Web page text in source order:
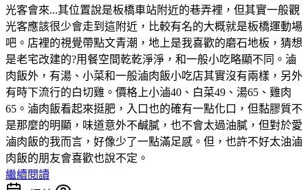
光客會來...其位置說是板橋車站附近的巷弄裡，但其實一般觀
光客應該很少會走到這附近，比較有名的大概就是板橋運動場
吧。店裡的視覺帶點文青潮，地上是我喜歡的磨石地板，猜想
是老宅改建的?用餐空間乾乾淨淨，和一般小吃略顯不同。滷
肉飯外，有湯、小菜和一般滷肉飯小吃店其實沒有兩樣，另外
有時下流行的白切雞。價格上小滷40、白菜49、湯65、雞肉
65。滷肉飯看起來挺肥，入口也的確有一點化口，但黏膠質不
是那麼的明顯，味道意外不鹹膩，也不會太過油膩，但對於愛
滷肉飯的我而言，好像少了一點滿足感。但，也許不好太油滷
肉飯的朋友會喜歡也說不定。
繼續閱讀